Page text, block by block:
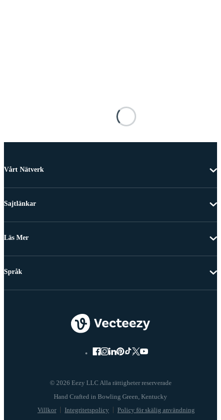
Vårt Nätverk
Sajtlänkar
Läs Mer
© 2026 Eezy LLC Alla rättigheter reserverade
Villkor Integritetspolicy Policy för skälig användning
Språk